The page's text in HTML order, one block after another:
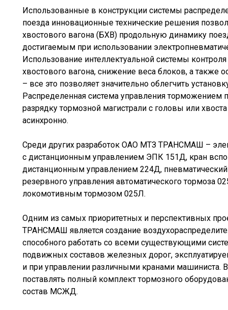
Использованные в конструкции системы
поезда инновационные технические решения
хвостового вагона (БХВ) продольную динамику
достигаемым при использовании
Использование интеллектуальной системы
хвостового вагона, снижение веса блоков, а также
– все это позволяет значительно облегчить
Распределенная система управления торможением
разрядку тормозной магистрали с головы или
асинхронно.
Среди других разработок ОАО МТЗ ТРАНСМАШ –
с дистанционным управлением ЭПК 151Д, кран
дистанционным управлением 224Д,
резервного управления автоматического тормоза
локомотивным тормозом 025Л.
Одним из самых приоритетных и перспективных
ТРАНСМАШ является создание
способного работать со всеми существующими
подвижных составов железных дорог,
и при управлении различными кранами машиниста.
поставлять полный комплект тормозного
состав МСЖД.